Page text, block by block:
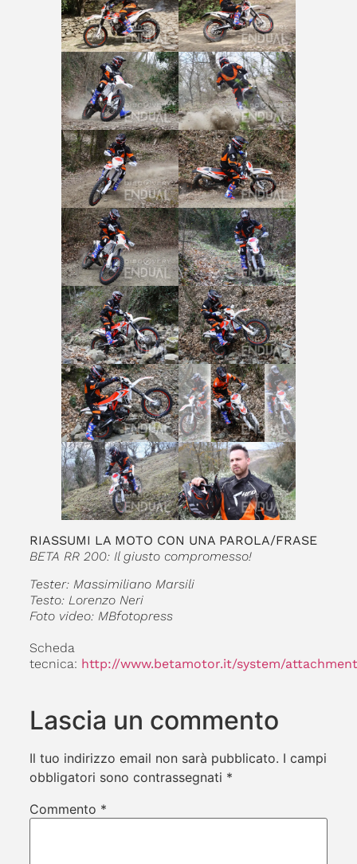
RIASSUMI LA MOTO CON UNA PAROLA/FRASE
BETA RR 200: Il giusto compromesso!
Tester: Massimiliano Marsili
Testo: Lorenzo Neri
Foto video: MBfotopress
Scheda
tecnica: http://www.betamotor.it/system/
Lascia un commento
Il tuo indirizzo email non sarà pubblicato. I campi
obbligatori sono contrassegnati *
Commento *